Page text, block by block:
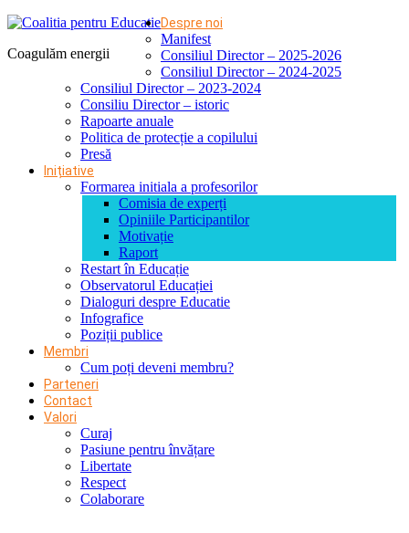
Coagulăm energii
Despre noi
Manifest
Consiliul Director – 2025-2026
Consiliul Director – 2024-2025
Consiliul Director – 2023-2024
Consiliu Director – istoric
Rapoarte anuale
Politica de protecție a copilului
Presă
Inițiative
Formarea initiala a profesorilor
Comisia de experți
Opiniile Participantilor
Motivație
Raport
Restart în Educație
Observatorul Educației
Dialoguri despre Educatie
Infografice
Poziții publice
Membri
Cum poți deveni membru?
Parteneri
Contact
Valori
Curaj
Pasiune pentru învățare
Libertate
Respect
Colaborare